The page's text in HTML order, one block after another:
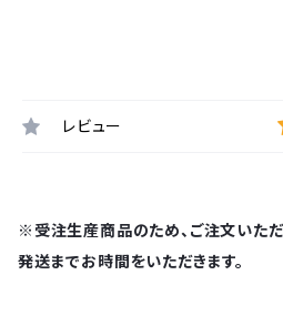
レビュー
※受注生産商品のため、ご注文いた
発送までお時間をいただきます。